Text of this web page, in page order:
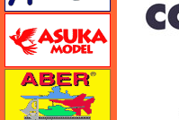
アスカモデル